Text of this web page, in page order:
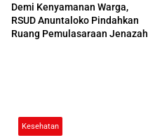
Demi Kenyamanan Warga,
RSUD Anuntaloko Pindahkan
Ruang Pemulasaraan Jenazah
Kesehatan